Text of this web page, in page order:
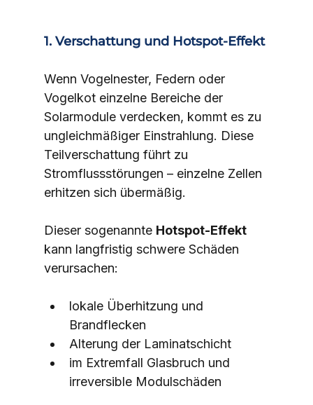
1. Verschattung und Hotspot-Effekt
Wenn Vogelnester, Federn oder
Vogelkot einzelne Bereiche der
Solarmodule verdecken, kommt es zu
ungleichmäßiger Einstrahlung. Diese
Teilverschattung führt zu
Stromflussstörungen – einzelne Zellen
erhitzen sich übermäßig.
Dieser sogenannte Hotspot-Effekt
kann langfristig schwere Schäden
verursachen:
lokale Überhitzung und
Brandflecken
Alterung der Laminatschicht
im Extremfall Glasbruch und
irreversible Modulschäden